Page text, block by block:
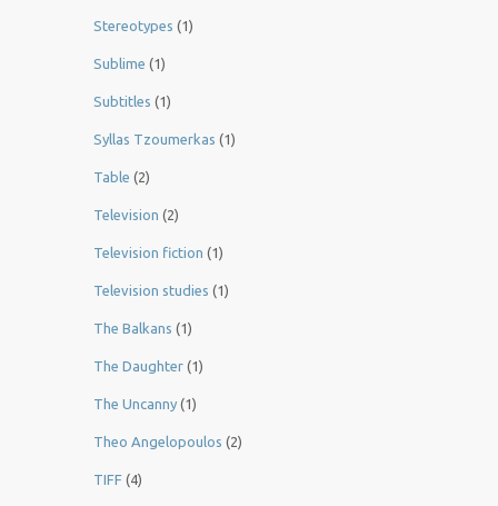
Stereotypes (1)
Sublime (1)
Subtitles (1)
Syllas Tzoumerkas (1)
Table (2)
Television (2)
Television fiction (1)
Television studies (1)
The Balkans (1)
The Daughter (1)
The Uncanny (1)
Theo Angelopoulos (2)
TIFF (4)